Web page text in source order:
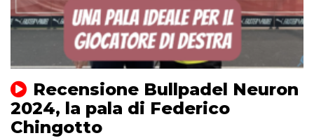
Recensione Bullpadel Neuron
2024, la pala di Federico
Chingotto